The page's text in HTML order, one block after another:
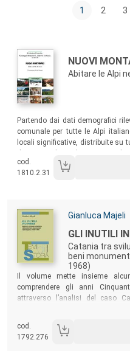
1 2 3
Autori:
Titolo:
NUOVI
Abitare le Alpi
Sommario:
Partendo dai dati demografici
comunale per tutte le Alpi
locali significative, distribuite su
quantitativi e qualitativi del
montagna.
cod.
1810.2.31
Autori:
Gianluca Majeli
Titolo:
GLI INUTILI
Catania tra
beni
1968)
Sommario:
Il volume mette insieme
comprendere gli anni
attraverso l’analisi del caso
pubblico e privato, la tutela
Il caso Catania rappresenta
adeguate all’entità dei
cod.
1792.276